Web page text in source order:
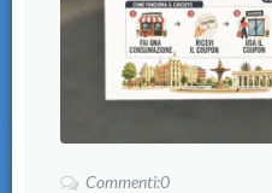
Commenti:0